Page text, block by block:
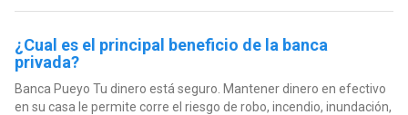
¿Cual es el principal beneficio de la banca
privada?
Banca Pueyo Tu dinero está seguro. Mantener dinero en efectivo
en su casa le permite corre el riesgo de robo, incendio, inundación,